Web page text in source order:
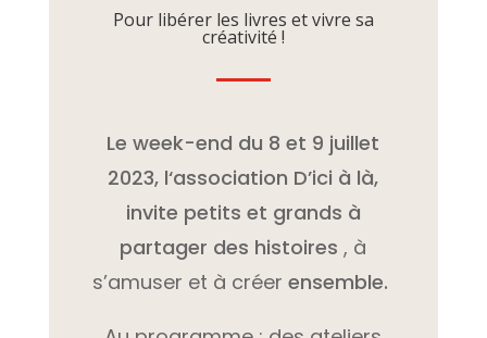
Pour libérer les livres et vivre sa
créativité !
Le week-end du 8 et 9 juillet
2023, l‘association D’ici à là,
invite petits et grands à
partager des histoires, à
s’amuser et à créerensemble.